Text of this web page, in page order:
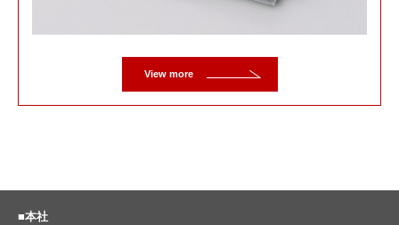
View more
■本社